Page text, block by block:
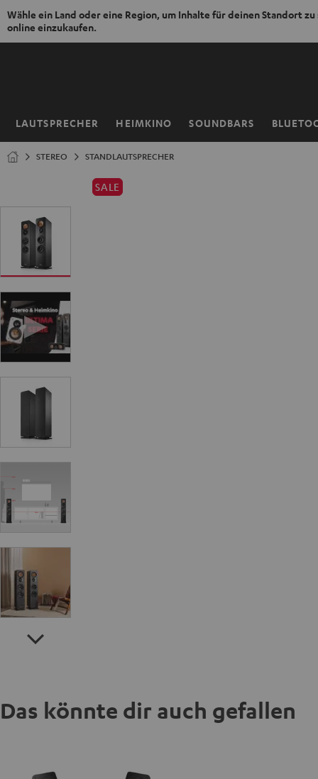
Wähle ein Land oder eine Region, um Inhalte für deinen Standort zu
online einzukaufen.
ZUM
LAUTSPRECHER HEIMKINO SOUNDBARS
Startseite
STEREO STANDLAUTSPRECHER
SALE
Das könnte dir auch gefallen